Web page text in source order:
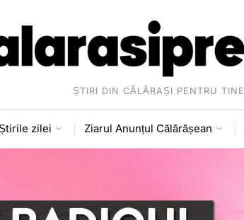
ȘTIRI DIN CĂLĂRAȘI PENTRU TINE
zilei Ziarul Anunțul Călărășean